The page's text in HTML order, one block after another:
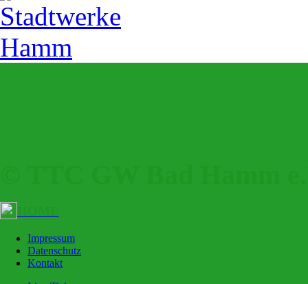
Impressum
Datenschutz
Kontakt